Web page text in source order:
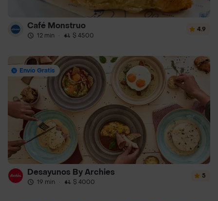
Café Monstruo
12 min · $ 4500
4.9
Envío Gratis
Desayunos By Archies
19 min · $ 4000
5